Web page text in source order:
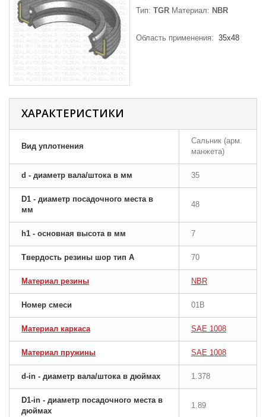
Тип: TGR Материал: NBR
Область применения: 35x48
ХАРАКТЕРИСТИКИ
Вид уплотнения
Сальник (арм.
манжета)
d - диаметр вала/штока в мм 35
D1 - диаметр посадочного места в
мм
48
h1 - основная высота в мм 7
Твердость резины шор тип A 70
Материал резины NBR
Номер смеси 01B
Материал каркаса SAE 1008
Материал пружины SAE 1008
d-in - диаметр вала/штока в дюймах 1.378
D1-in - диаметр посадочного места в
дюймах
1.89